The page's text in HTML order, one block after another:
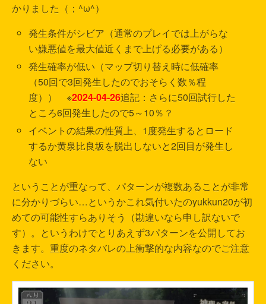
かりました（；^ω^）
発生条件がシビア（通常のプレイでは上がらな
い嫌悪値を最大値近くまで上げる必要がある）
発生確率が低い（マップ切り替え時に低確率
（50回で3回発生したのでおそらく数％程
度）） ※2024-04-26追記：さらに50回試行した
ところ6回発生したので5～10％？
イベントの結果の性質上、1度発生するとロード
するか黄泉比良坂を脱出しないと2回目が発生し
ない
ということが重なって、パターンが複数あることが非常
に分かりづらい…というかこれ気付いたのyukkun20が初
めての可能性すらありそう（勘違いなら申し訳ないで
す）。というわけでとりあえず3パターンを公開してお
きます。重度のネタバレの上衝撃的な内容なのでご注意
ください。
動